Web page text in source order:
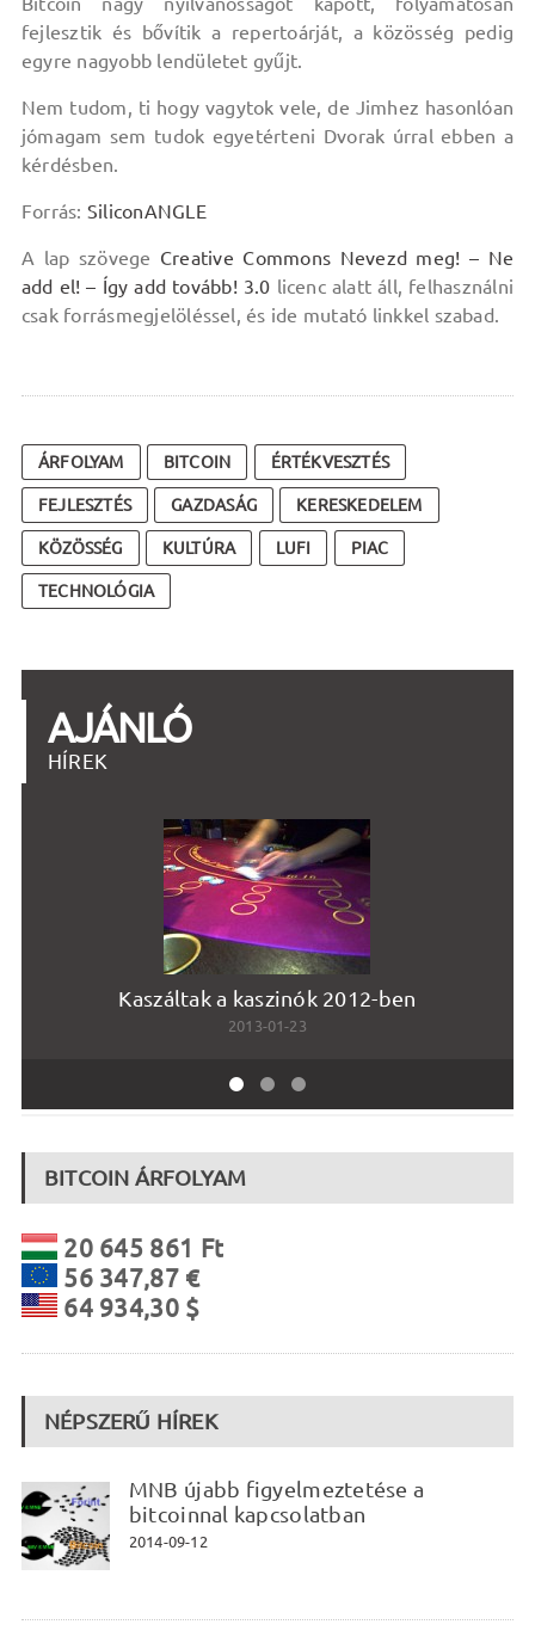
fejlesztik és bővítik a repertoárját, a közösség pedig
egyre nagyobb lendületet gyűjt.
Nem tudom, ti hogy vagytok vele, de Jimhez hasonlóan
jómagam sem tudok egyetérteni Dvorak úrral ebben a
kérdésben.
Forrás: SiliconANGLE
A lap szövege Creative Commons Nevezd meg! – Ne
add el! – Így add tovább! 3.0 licenc alatt áll, felhasználni
csak forrásmegjelöléssel, és ide mutató linkkel szabad.
ÁRFOLYAM BITCOIN ÉRTÉKVESZTÉS
FEJLESZTÉS GAZDASÁG KERESKEDELEM
KÖZÖSSÉG KULTÚRA LUFI PIAC
TECHNOLÓGIA
AJÁNLÓ
HÍREK
Kaszáltak a kaszinók 2012-ben
2013-01-23
BITCOIN ÁRFOLYAM
20 645 861 Ft
56 347,87 €
64 934,30 $
NÉPSZERŰ HÍREK
MNB újabb figyelmeztetése a
bitcoinnal kapcsolatban
2014-09-12